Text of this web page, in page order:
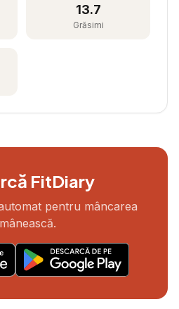
13.7
Grăsimi
FitDiary
pentru mâncarea